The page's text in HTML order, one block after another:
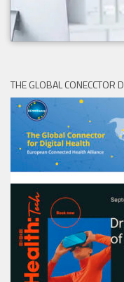
THE GLOBAL CONECCTOR